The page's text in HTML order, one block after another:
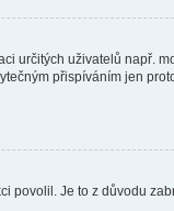
určitých uživatelů např.
přispíváním jen
povolil. Je to z důvodu